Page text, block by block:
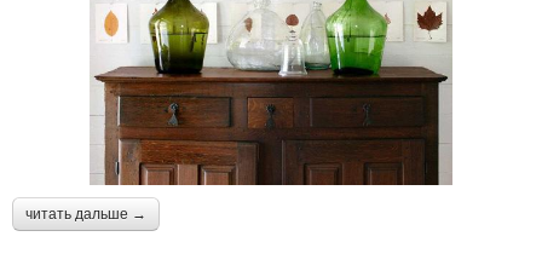
читать дальше →